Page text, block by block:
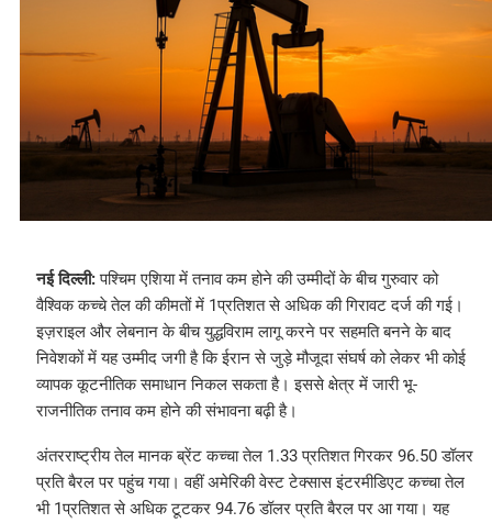
नई दिल्ली:पश्चिम एशिया में तनाव कम होने की उम्मीदों के बीच गुरुवार को
वैश्विक कच्चे तेल की कीमतों में 1प्रतिशत से अधिक की गिरावट दर्ज की गई।
इज़राइल और लेबनान के बीच युद्धविराम लागू करने पर सहमति बनने के बाद
निवेशकों में यह उम्मीद जगी है कि ईरान से जुड़े मौजूदा संघर्ष को लेकर भी कोई
व्यापक कूटनीतिक समाधान निकल सकता है। इससे क्षेत्र में जारी भू-
राजनीतिक तनाव कम होने की संभावना बढ़ी है।
अंतरराष्ट्रीय तेल मानक ब्रेंट कच्चा तेल 1.33 प्रतिशत गिरकर 96.50 डॉलर
प्रति बैरल पर पहुंच गया। वहीं अमेरिकी वेस्ट टेक्सास इंटरमीडिएट कच्चा तेल
भी 1प्रतिशत से अधिक टूटकर 94.76 डॉलर प्रति बैरल पर आ गया। यह